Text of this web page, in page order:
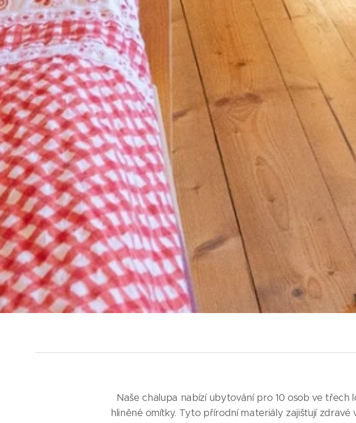
Naše chalupa nabízí ubytování pro 10 osob ve třech
hliněné omítky. Tyto přírodní materiály zajišťují